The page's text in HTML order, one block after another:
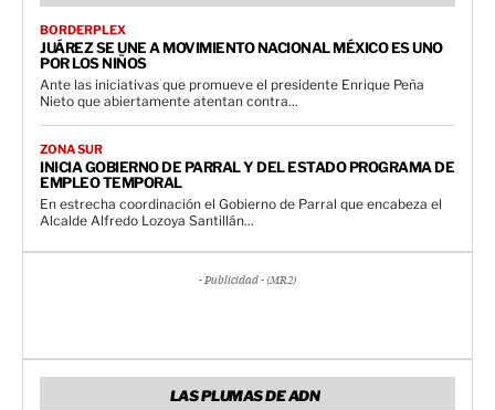
BORDERPLEX
JUÁREZ SE UNE A MOVIMIENTO NACIONAL MÉXICO ES UNO
POR LOS NIÑOS
Ante las iniciativas que promueve el presidente Enrique Peña
Nieto que abiertamente atentan contra...
ZONA SUR
INICIA GOBIERNO DE PARRAL Y DEL ESTADO PROGRAMA DE
EMPLEO TEMPORAL
En estrecha coordinación el Gobierno de Parral que encabeza el
Alcalde Alfredo Lozoya Santillán...
- Publicidad - (MR2)
LAS PLUMAS DE ADN